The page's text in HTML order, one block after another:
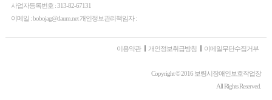
사업자등록번호 : 313-82-67131
이메일 : bobojag@daum.net 개인정보관리책임자 :
이용약관 개인정보취급방침 이메일무단수집거부
Copyright © 2016 보령시장애인보호작업장
All Rights Reserved.